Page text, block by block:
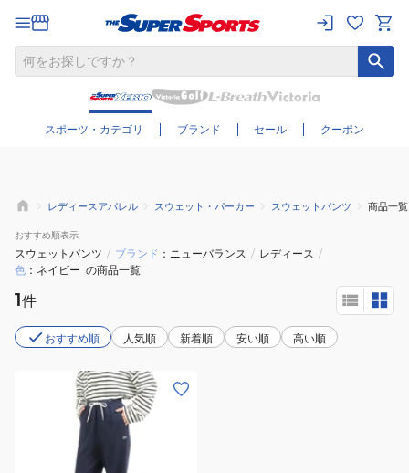
スポーツ・カテゴリ ブランド セール クーポン
さらに絞り込む
レディースアパレル スウェット・パーカー スウェットパンツ 商品一覧
おすすめ順表示
スウェットパンツ / ブランド ニューバランス / レディース /
色
ネイビー の商品一覧
1件
おすすめ順 人気順 新着順 安い順 高い順